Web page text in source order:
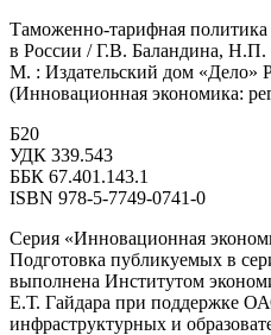
Таможенно-тарифная
в России / Г.В. Баландина,
М. : Издательский дом «Дело»
(Инновационная экономика:
Б20
УДК 339.543
ББК 67.401.143.1
ISBN 978-5-7749-0741-0
Серия «Инновационная
Подготовка публикуемых в
выполнена Институтом
Е.Т. Гайдара при поддержке
инфраструктурных и